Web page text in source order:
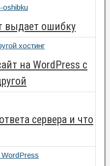
выдает ошибку
на WordPress с
сервера и что